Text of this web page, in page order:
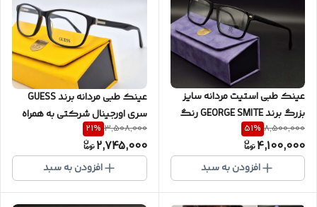
عینک طبی استیت مردانه سایز
بزرگ برند GEORGE SMITE رنگ
مشکی لولا فنر دوبل و بسیار
سبک کیفیت ضمانتی کد
8,500,000
51%
4,100,000
افزودن به سبد
عینک طبی مردانه برند GUESS
سری اورجینال شرکتی به همراه
یکسال گارانتی کد G035
3,508,000
21%
2,745,000
افزودن به سبد